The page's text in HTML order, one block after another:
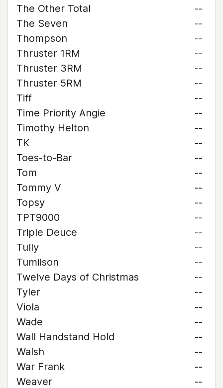
The Other Total
--
The Seven
--
Thompson
--
Thruster 1RM
--
Thruster 3RM
--
Thruster 5RM
--
Tiff
--
Time Priority Angie
--
Timothy Helton
--
TK
--
Toes-to-Bar
--
Tom
--
Tommy V
--
Topsy
--
TPT9000
--
Triple Deuce
--
Tully
--
Tumilson
--
Twelve Days of Christmas
--
Tyler
--
Viola
--
Wade
--
Wall Handstand Hold
--
Walsh
--
War Frank
--
Weaver
--